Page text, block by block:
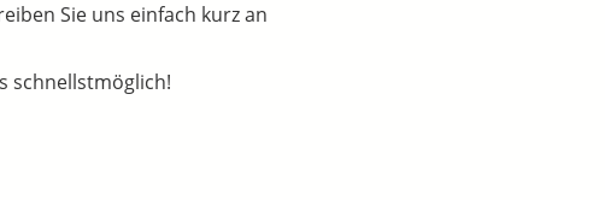
Sie uns einfach kurz an
schnellstmöglich!